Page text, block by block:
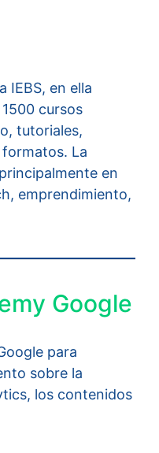
IEBS, en ella
cursos
tutoriales,
La
en
emprendimiento,
Google
para
sobre la
los contenidos